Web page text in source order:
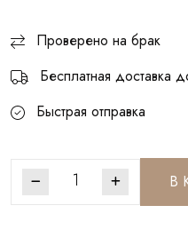
Проверено на брак
Бесплатная доставка
Быстрая отправка
В